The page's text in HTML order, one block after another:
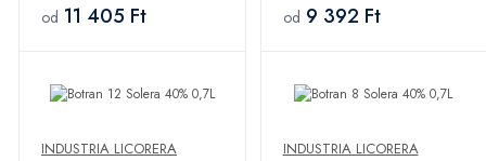
od 11 405 Ft od 9 392 Ft
INDUSTRIA LICORERA
INDUSTRIA LICORERA